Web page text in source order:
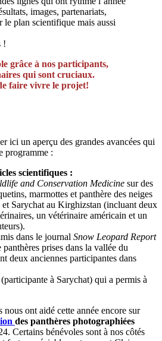
images, partenariats,
le plan scientifique mais aussi
!
grâce à nos participants,
qui sont cruciaux.
faire vivre le projet!
ici un aperçu des grandes avancées qui
programme :
scientifiques :
and Conservation Medicine sur des
marmottes et panthère des neiges
et Sarychat au Kirghizstan (incluant deux
un vétérinaire américain et un
dans le journal Snow Leopard Report
prises dans la vallée du
deux anciennes participantes dans
à Sarychat) qui a permis à
nous ont aidé cette année encore sur
des panthères photographiées
Certains bénévoles sont à nos côtés